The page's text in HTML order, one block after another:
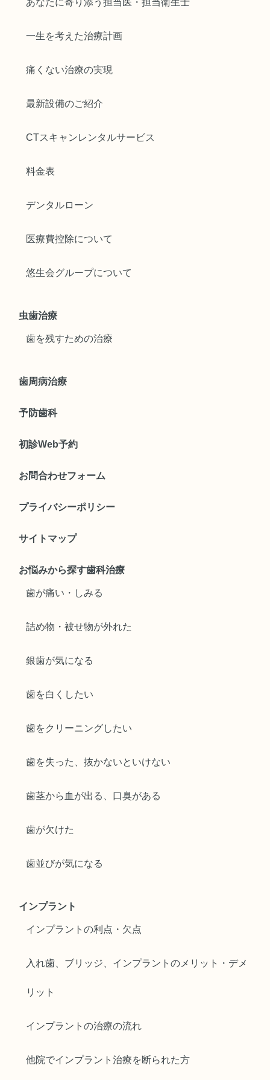
一生を考えた治療計画
痛くない治療の実現
最新設備のご紹介
CTスキャンレンタルサービス
料金表
デンタルローン
医療費控除について
悠生会グループについて
虫歯治療
歯を残すための治療
歯周病治療
予防歯科
初診Web予約
お問合わせフォーム
プライバシーポリシー
サイトマップ
お悩みから探す歯科治療
歯が痛い・しみる
詰め物・被せ物が外れた
銀歯が気になる
歯を白くしたい
歯をクリーニングしたい
歯を失った、抜かないといけない
歯茎から血が出る、口臭がある
歯が欠けた
歯並びが気になる
インプラント
インプラントの利点・欠点
入れ歯、ブリッジ、インプラントのメリット・デメ
リット
インプラントの治療の流れ
他院でインプラント治療を断られた方